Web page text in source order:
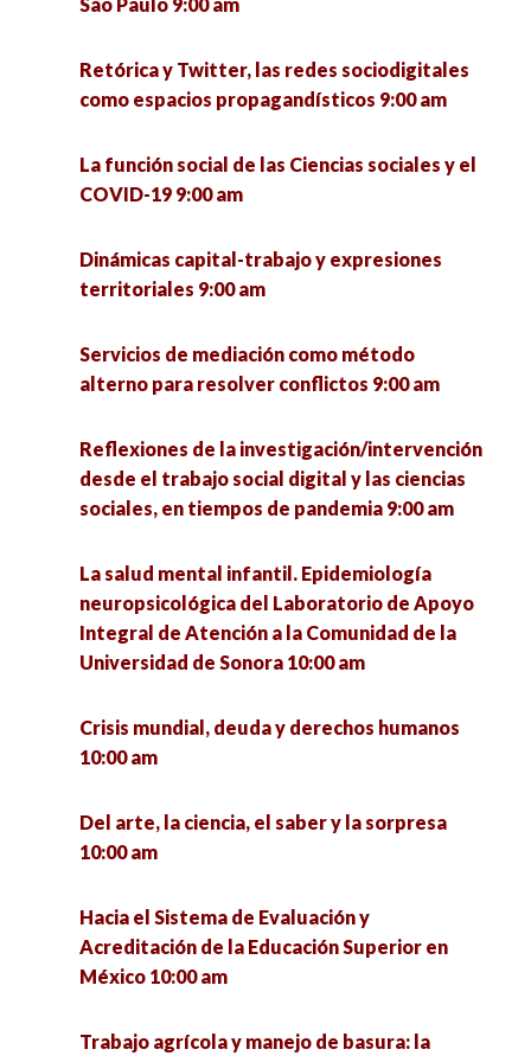
pandemia: internet, dispositivos electrónicos y
cámara encendida 9:00 am
La enseñanza y el aprendizaje en entornos
virtuales causados por la pandemia. Aporte
Feminismos y Masculinidades: Juntxs pero no
COVID-19 y las restricciones en el cruce de la
ciudades fronterizas. 10:00 am
El quehacer de la Socioantropología desde la
Experiencias y debates 10:00 am
Conversatorio de estudios culturales 10:00 am
ciencias sociales 10:10 am
academia. Tentáculos del encierro y
dislocaciones del poder punitivo 11:00 am
La formación en el extranjero y desarrollo de la
ciencia en México 11:00 am
Regionales, Sustentabilidad y Medio Ambiente”.
Reflexiones de la investigación/intervención
sociales, en tiempos de pandemia 9:00 am
9:00 am
para resolver conflictos 9:00 am
Transformaciones sociales y dinámicas
Clases virtuales: Experiencias de alumnos de la
UAdeO en tiempos de COVID-19 9:40 am
estudios de Sociología de la Uagro 10:00 am
revueltxs 10:00 am
interacciones 10:00 am
Entre la autonomía y el desarrollo: Saberes
siglo XXI 10:00 am
Retórica y Twitter, las redes sociodigitales
como espacios propagandísticos 9:00 am
La función social de las Ciencias sociales y el
COVID-19 9:00 am
Dinámicas capital-trabajo y expresiones
territoriales 9:00 am
Servicios de mediación como método
alterno para resolver conflictos 9:00 am
Reflexiones de la investigación/intervención
desde el trabajo social digital y las ciencias
sociales, en tiempos de pandemia 9:00 am
La salud mental infantil. Epidemiología
neuropsicológica del Laboratorio de Apoyo
Integral de Atención a la Comunidad de la
Universidad de Sonora 10:00 am
Crisis mundial, deuda y derechos humanos
10:00 am
Del arte, la ciencia, el saber y la sorpresa
10:00 am
Hacia el Sistema de Evaluación y
Acreditación de la Educación Superior en
México 10:00 am
Trabajo agrícola y manejo de basura: la